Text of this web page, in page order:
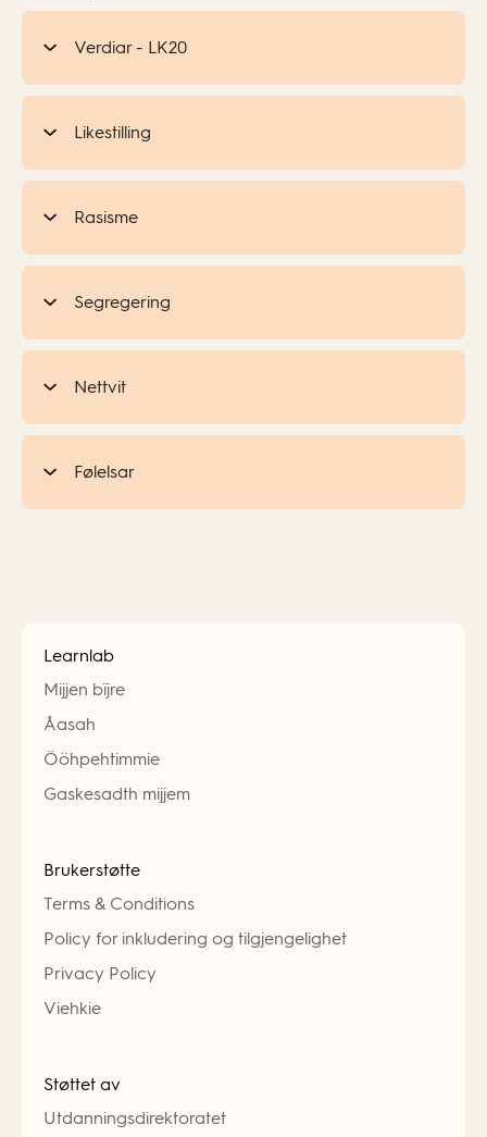
Verdiar - LK20
Likestilling
Rasisme
Segregering
Nettvit
Følelsar
Learnlab
Mijjen bïjre
Åasah
Ööhpehtimmie
Gaskesadth mijjem
Brukerstøtte
Terms & Conditions
Policy for inkludering og tilgjengelighet
Privacy Policy
Viehkie
Støttet av
Utdanningsdirektoratet